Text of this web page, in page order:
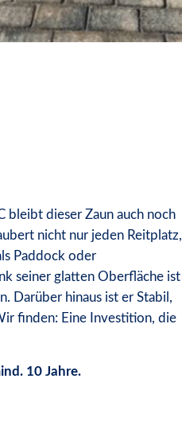
bleibt dieser Zaun auch noch
nicht nur jeden Reitplatz,
Paddock oder
seiner glatten Oberfläche ist
Darüber hinaus ist er Stabil,
finden: Eine Investition, die
10 Jahre.